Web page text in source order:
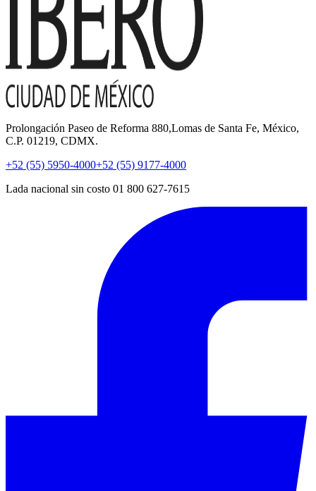
Prolongación Paseo de Reforma 880,Lomas de Santa Fe, México,
C.P. 01219, CDMX.
+52 (55) 5950-4000+52 (55) 9177-4000
Lada nacional sin costo 01 800 627-7615